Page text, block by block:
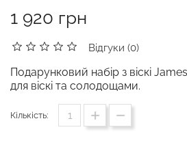
1 920 грн
Відгуки (0)
Подарунковий набір з віскі
для віскі та солодощами.
Кількість: